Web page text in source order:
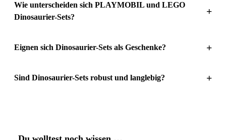
Wie unterscheiden sich PLAYMOBIL und LEGO
Dinosaurier-Sets?
+
Eignen sich Dinosaurier-Sets als Geschenke? +
Sind Dinosaurier-Sets robust und langlebig? +